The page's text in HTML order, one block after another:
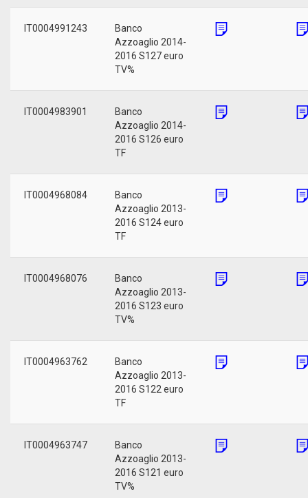
IT0004991243
Banco
Azzoaglio 2014-
2016 S127 euro
TV%
IT0004983901
Banco
Azzoaglio 2014-
2016 S126 euro
TF
IT0004968084
Banco
Azzoaglio 2013-
2016 S124 euro
TF
IT0004968076
Banco
Azzoaglio 2013-
2016 S123 euro
TV%
IT0004963762
Banco
Azzoaglio 2013-
2016 S122 euro
TF
IT0004963747
Banco
Azzoaglio 2013-
2016 S121 euro
TV%